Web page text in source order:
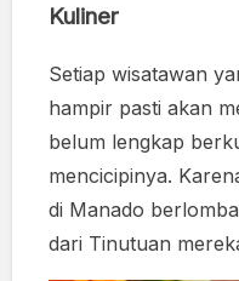
Kuliner
Setiap wisatawan
hampir pasti akan
belum lengkap
mencicipinya.
di Manado
dari Tinutuan